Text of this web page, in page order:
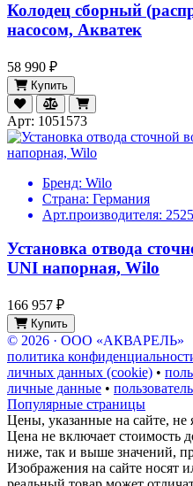
Колодец сборный
насосом, Акватек
58 990 ₽
Купить
Арт: 1051573
Бренд: Wilo
Страна: Германия
Арт.производителя:
Установка отвода
UNI напорная, Wilo
166 957 ₽
Купить
© 2026 · ООО «АКВАРЕЛЬ»
политика
личных данных (cookie) •
личные данные •
Популярные страницы
Цены, указанные на сайте, не
Цена не включает стоимость
ниже, так и выше значений,
Изображения на сайте носят